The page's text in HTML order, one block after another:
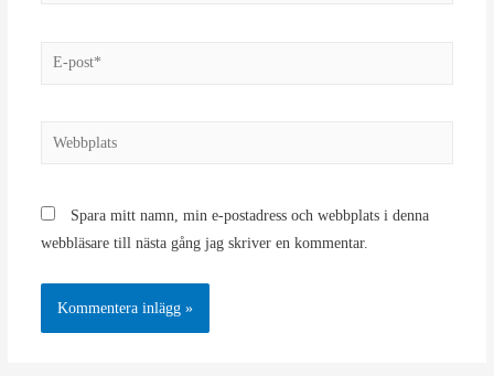
E-
Webbplats
Spara mitt namn, min e-postadress och webbplats i denna
webbläsare till nästa gång jag skriver en kommentar.